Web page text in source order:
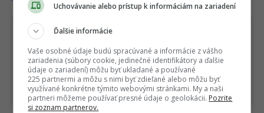
Nenechajte si ujsť žiadne dôležité novinky.
☆Sledovať
Po otvorení kliknite na hviezdičku★Sledovať
Uchovávanie alebo prístup k informáciám na zariadení
Ďalšie informácie
Vaše osobné údaje budú spracúvané a informácie z vášho
zariadenia (súbory cookie, jedinečné identifikátory a ďalšie
údaje o zariadení) môžu byť ukladané a používané
225 partnermi a môžu s nimi byť zdieľané alebo môžu byť
využívané konkrétne týmito webovými stránkami. My a naši
partneri môžeme používať presné údaje o geolokácii. Pozrite
si zoznam partnerov.